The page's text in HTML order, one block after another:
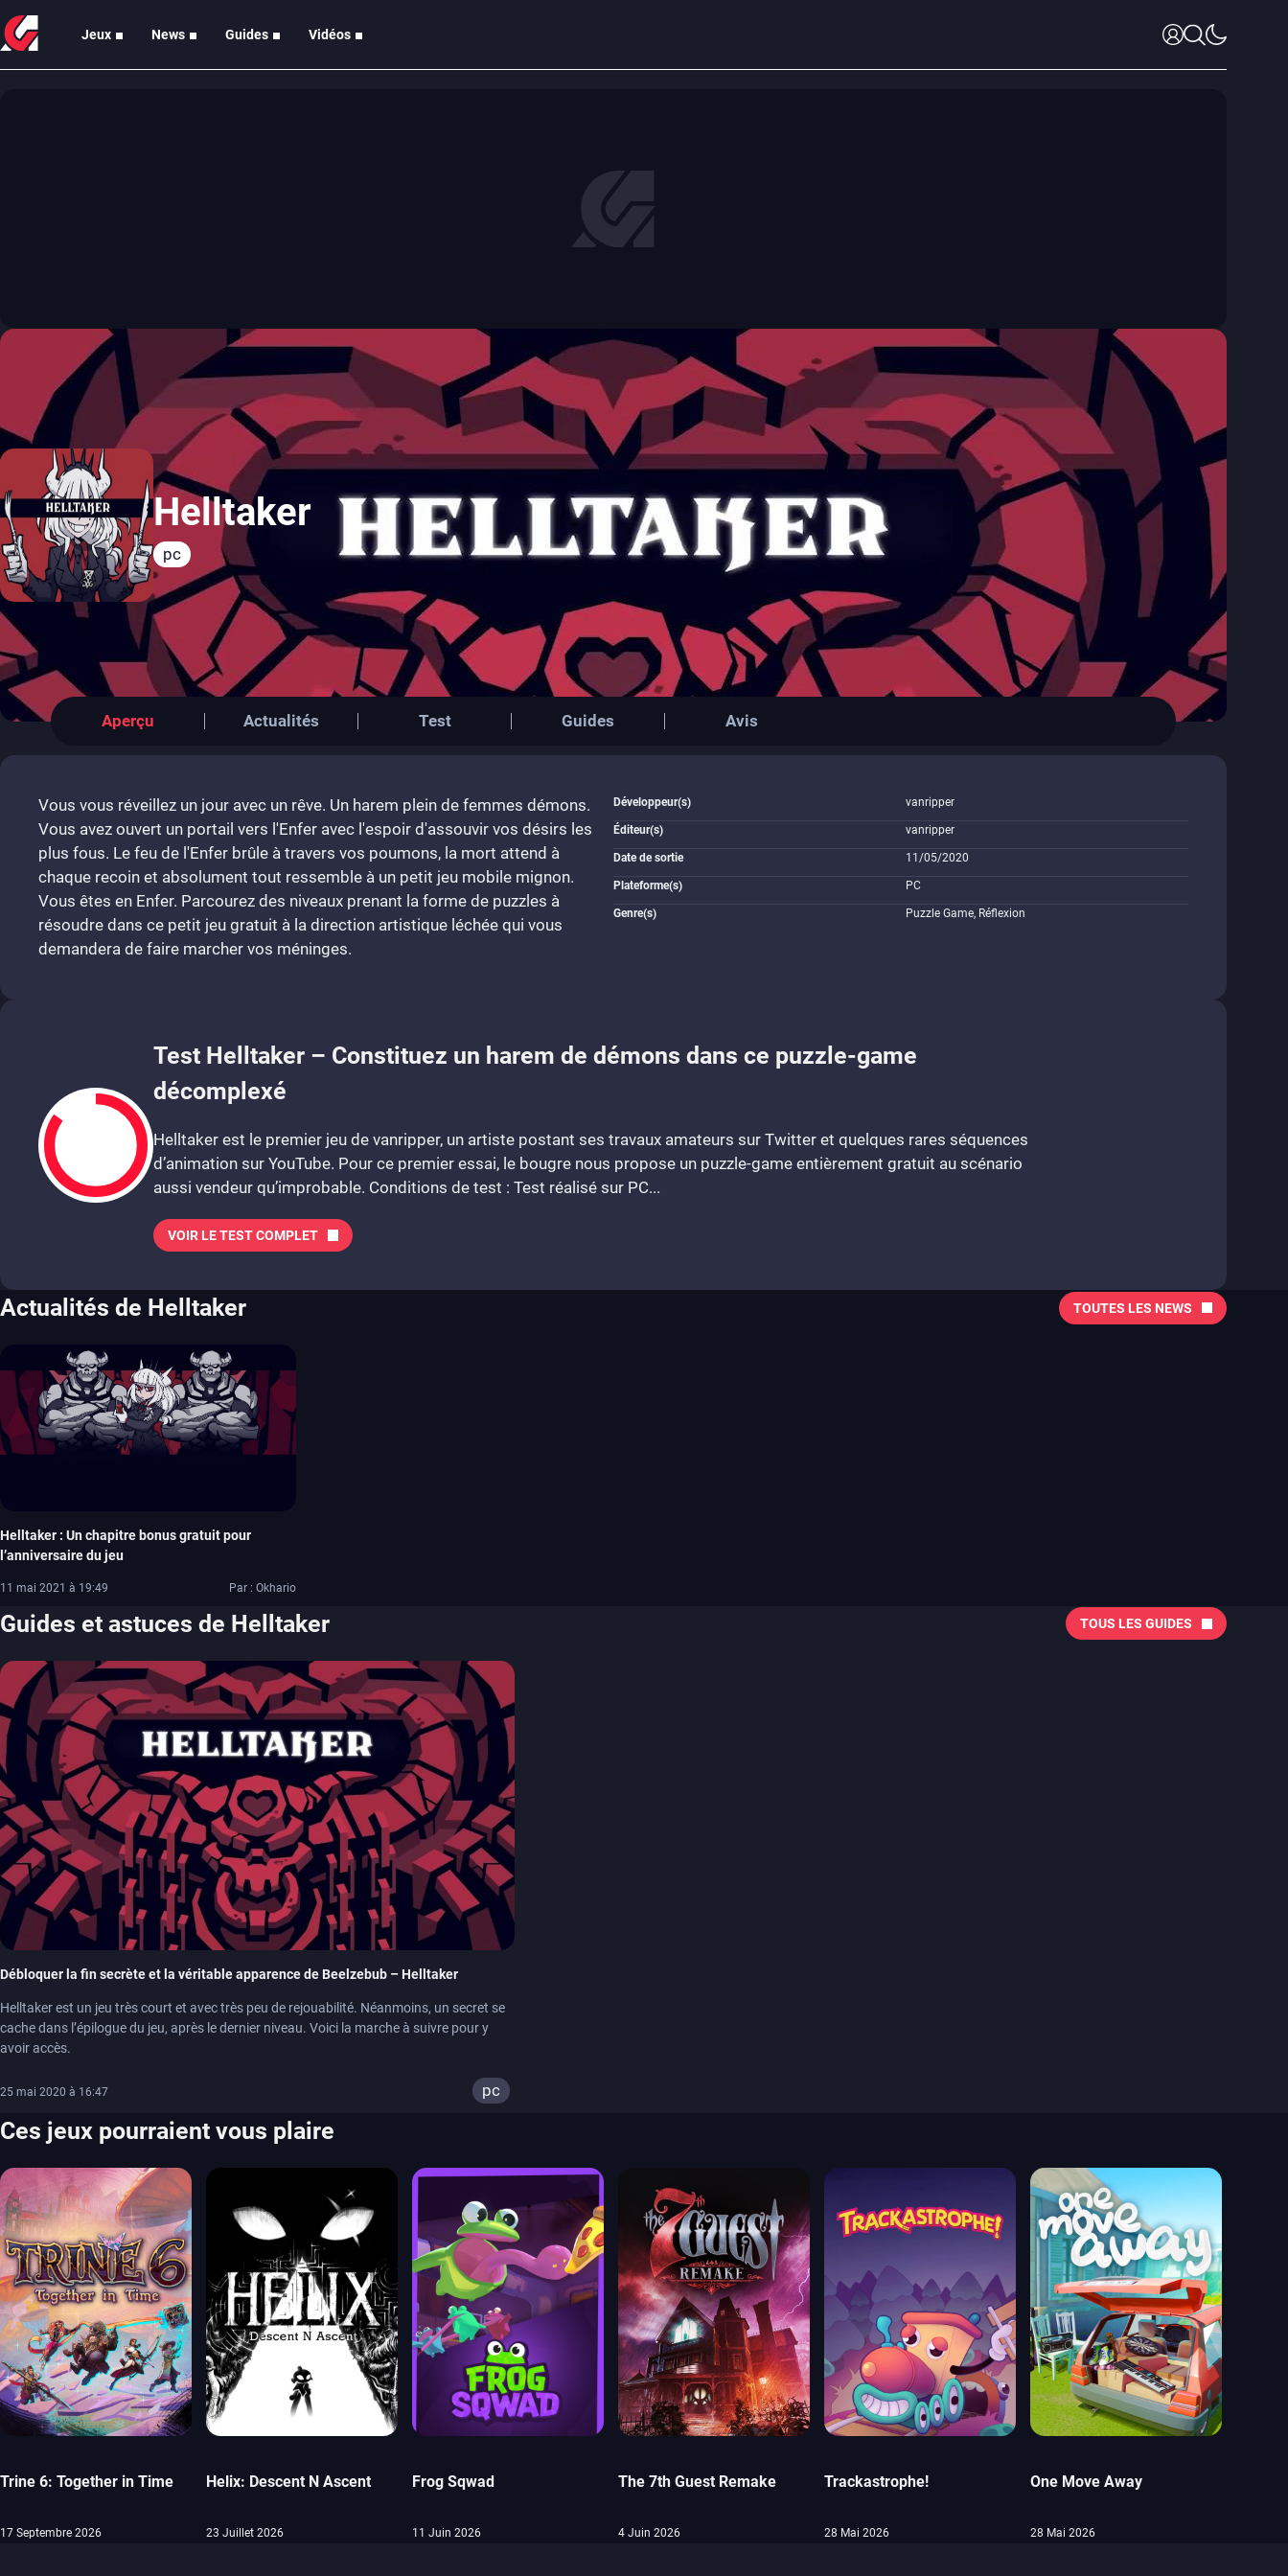
Jeux News Guides Vidéos
Helltaker
pc
Aperçu Actualités Test Guides Avis
Vous vous réveillez un jour avec un rêve. Un harem plein de femmes démons.
Vous avez ouvert un portail vers l'Enfer avec l'espoir d'assouvir vos désirs les
plus fous. Le feu de l'Enfer brûle à travers vos poumons, la mort attend à
chaque recoin et absolument tout ressemble à un petit jeu mobile mignon.
Vous êtes en Enfer. Parcourez des niveaux prenant la forme de puzzles à
résoudre dans ce petit jeu gratuit à la direction artistique léchée qui vous
demandera de faire marcher vos méninges.
Développeur(s) vanripper
Éditeur(s) vanripper
Date de sortie 11/05/2020
Plateforme(s) PC
Genre(s) Puzzle Game, Réflexion
Test Helltaker – Constituez un harem de démons dans ce puzzle-game
décomplexé
Helltaker est le premier jeu de vanripper, un artiste postant ses travaux amateurs sur Twitter et quelques rares séquences
d’animation sur YouTube. Pour ce premier essai, le bougre nous propose un puzzle-game entièrement gratuit au scénario
aussi vendeur qu’improbable. Conditions de test : Test réalisé sur PC...
VOIR LE TEST COMPLET
Actualités de Helltaker
Helltaker : Un chapitre bonus gratuit pour
l’anniversaire du jeu
11 mai 2021 à 19:49 Par : Okhario
TOUTES LES NEWS
Guides et astuces de Helltaker
Débloquer la fin secrète et la véritable apparence de Beelzebub – Helltaker
Helltaker est un jeu très court et avec très peu de rejouabilité. Néanmoins, un secret se
cache dans l’épilogue du jeu, après le dernier niveau. Voici la marche à suivre pour y
avoir accès.
25 mai 2020 à 16:47 pc
TOUS LES GUIDES
Ces jeux pourraient vous plaire
Trine 6: Together in Time
17 Septembre 2026
Helix: Descent N Ascent
23 Juillet 2026
Frog Sqwad
11 Juin 2026
The 7th Guest Remake
4 Juin 2026
Trackastrophe!
28 Mai 2026
One Move Away
28 Mai 2026